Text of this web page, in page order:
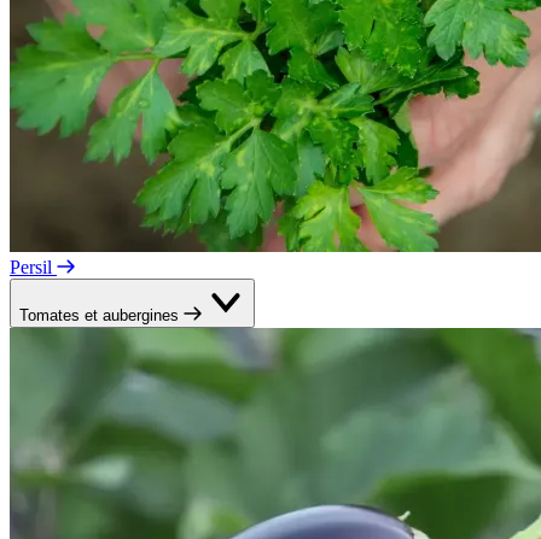
Persil
Tomates et aubergines